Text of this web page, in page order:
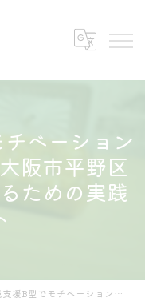
ベーション
阪市平野区
ための実践
ョン維持しながら大阪府大阪市平野区喜連西で長く通所するための実践ポイント